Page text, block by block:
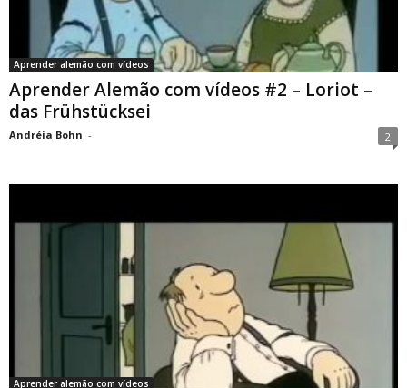
Aprender alemão com vídeos
Aprender Alemão com vídeos #2 – Loriot –
das Frühstücksei
Andréia Bohn - 2
Aprender alemão com vídeos